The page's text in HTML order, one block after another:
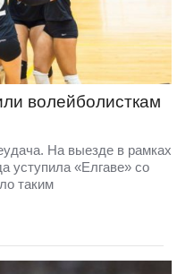
волейболисткам
На выезде в рамках
уступила «Елгаве» со
таким